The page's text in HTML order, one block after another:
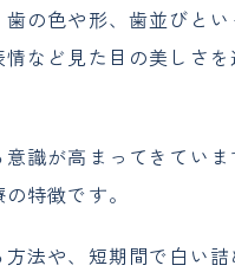
の色や形、歯並びと
など見た目の美しさ
識が高まってきてい
特徴です。
法や、短期間で白い